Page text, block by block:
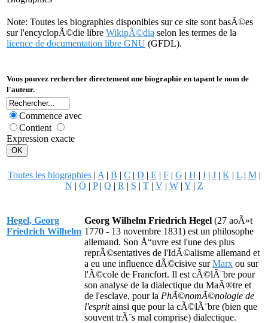
Note: Toutes les biographies disponibles sur ce site sont basÃ©es
sur l'encyclopÃ©die libre WikipÃ©dia selon les termes de la
licence de documentation libre GNU (GFDL).
Vous pouvez rechercher directement une biographie en tapant le nom de
l'auteur.
Commence avec
Contient
Expression exacte
Toutes les biographies| A | B | C | D | E | F| G | H | I| J| K | L| M|
N | O | P| Q | R | S | T| V| W| Y| Z
Hegel, Georg
Friedrich Wilhelm
Georg Wilhelm Friedrich Hegel (27 aoÃ»t
1770 - 13 novembre 1831) est un philosophe
allemand. Son Å“uvre est l'une des plus
reprÃ©sentatives de l'IdÃ©alisme allemand et
a eu une influence dÃ©cisive surMarx ou sur
l'Ã©cole de Francfort. Il est cÃ©lÃ¨bre pour
son analyse de la dialectique du MaÃ®tre et
de l'esclave, pour la PhÃ©nomÃ©nologie de
l'espritainsi que pour la cÃ©lÃ¨bre (bien que
souvent trÃ¨s mal comprise) dialectique.